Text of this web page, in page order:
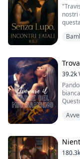
nostri
sulla
39.2k
non
180.3k